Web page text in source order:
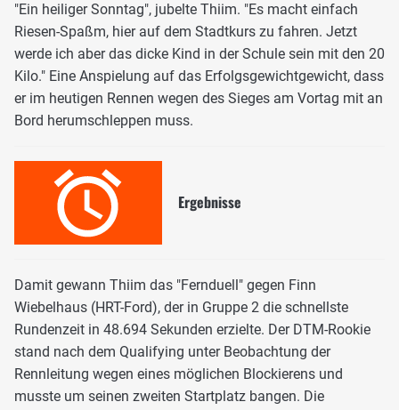
"Ein heiliger Sonntag", jubelte Thiim. "Es macht einfach
Riesen-Spaßm, hier auf dem Stadtkurs zu fahren. Jetzt
werde ich aber das dicke Kind in der Schule sein mit den 20
Kilo." Eine Anspielung auf das Erfolgsgewichtgewicht, dass
er im heutigen Rennen wegen des Sieges am Vortag mit an
Bord herumschleppen muss.
Ergebnisse
Damit gewann Thiim das "Fernduell" gegen Finn
Wiebelhaus (HRT-Ford), der in Gruppe 2 die schnellste
Rundenzeit in 48.694 Sekunden erzielte. Der DTM-Rookie
stand nach dem Qualifying unter Beobachtung der
Rennleitung wegen eines möglichen Blockierens und
musste um seinen zweiten Startplatz bangen. Die